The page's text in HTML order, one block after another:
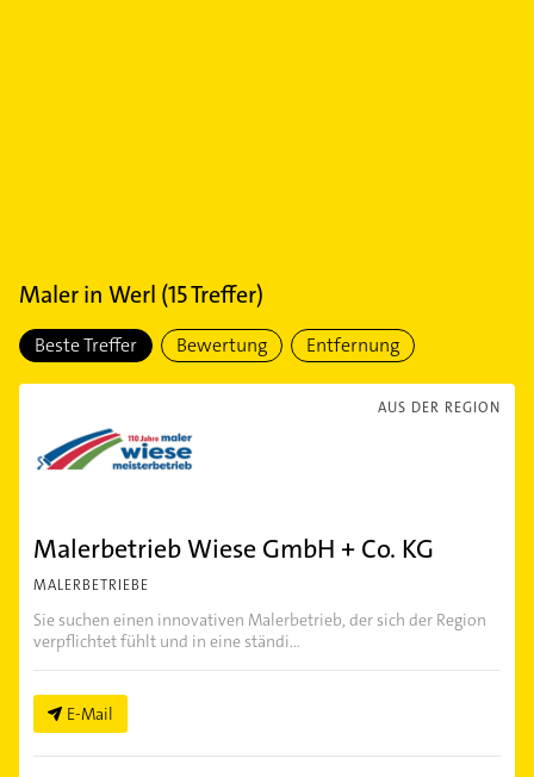
Malerin Werl (15Treffer)
Beste Treffer Bewertung Entfernung
AUS DER REGION
Malerbetrieb Wiese GmbH + Co. KG
MALERBETRIEBE
Sie suchen einen innovativen Malerbetrieb, der sich der Region
verpflichtet fühlt und in eine ständi...
E-Mail